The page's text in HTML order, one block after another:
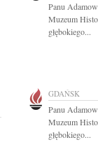
Panu
Muzeum
głębokiego...
GDAŃSK
Panu
Muzeum
głębokiego...